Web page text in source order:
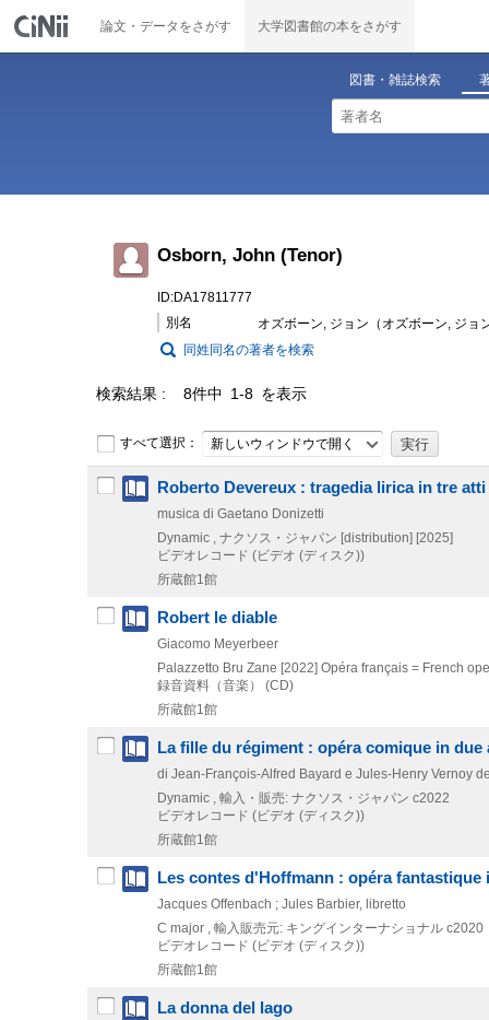
論文・データをさがす 大学図書館の本をさがす
図書・雑誌検索
Osborn, John (Tenor)
ID:DA17811777
別名
オズボーン, ジョン（オズボーン, ジョン
同姓同名の著者を検索
検索結果 8件中 1-8 を表示
すべて選択： 新しいウィンドウで開く
Roberto Devereux : tragedia lirica in tre
musica di Gaetano Donizetti
Dynamic , ナクソス・ジャパン [distribution] [2025]
ビデオレコード (ビデオ (ディスク))
所蔵館1館
Robert le diable
Giacomo Meyerbeer
Palazzetto Bru Zane [2022] Opéra français = French
録音資料（音楽） (CD)
所蔵館1館
La fille du régiment : opéra comique in due
di Jean-François-Alfred Bayard e Jules-Henry Vernoy
Dynamic , 輸入・販売: ナクソス・ジャパン c2022
ビデオレコード (ビデオ (ディスク))
所蔵館1館
Les contes d'Hoffmann : opéra fantastique
Jacques Offenbach ; Jules Barbier, libretto
C major , 輸入販売元: キングインターナショナル c2020
ビデオレコード (ビデオ (ディスク))
所蔵館1館
La donna del lago